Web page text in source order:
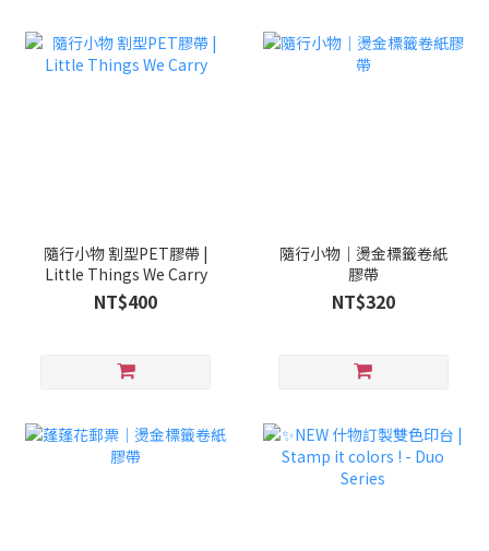
隨行小物 割型PET膠帶 |
Little Things We Carry
NT$400
隨行小物｜燙金標籤卷紙
膠帶
NT$320